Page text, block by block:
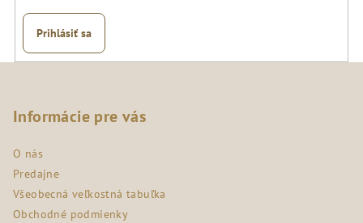
Prihlásiť sa
Informácie pre vás
O nás
Predajne
Všeobecná veľkostná tabuľka
Obchodné podmienky